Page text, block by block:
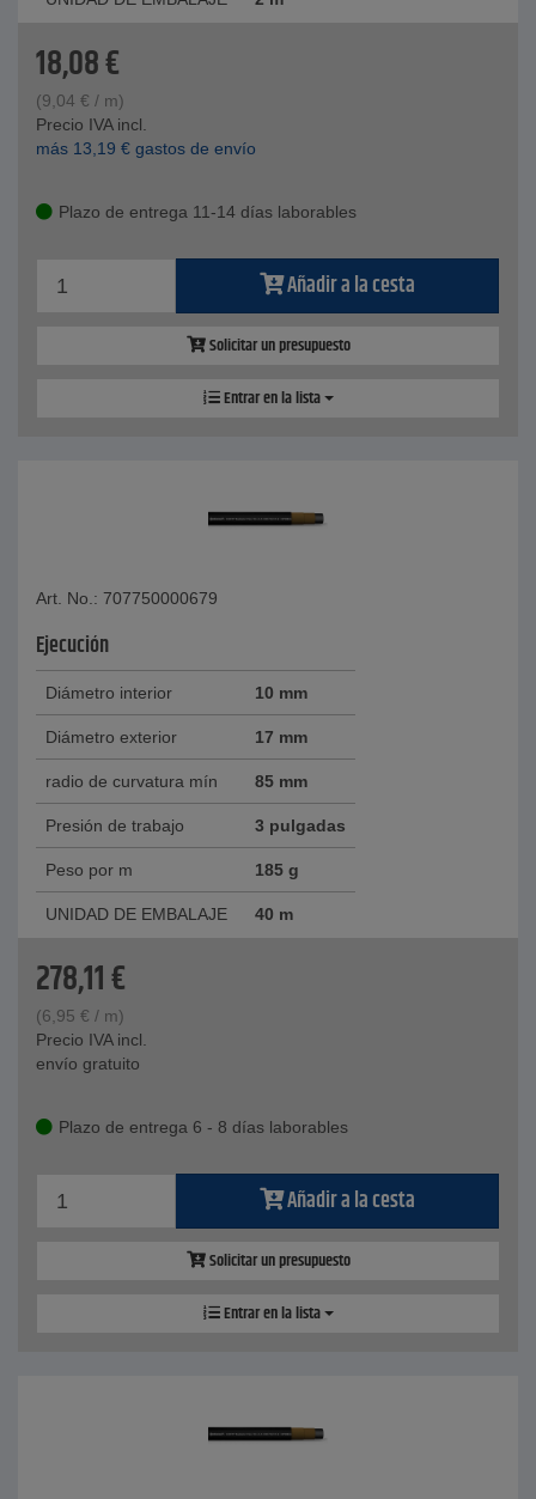
18,08€
(9,04 € / m)
Precio IVA incl.
más 13,19 € gastos de envío
Plazo de entrega 11-14 días laborables
Añadir a la cesta
Solicitar un presupuesto
Entrar en la lista
Art. No.: 707750000679
Ejecución
Diámetro interior 10 mm
Diámetro exterior 17 mm
radio de curvatura mín 85 mm
Presión de trabajo 3 pulgadas
Peso por m 185 g
UNIDAD DE EMBALAJE 40 m
278,11€
(6,95 € / m)
Precio IVA incl.
envío gratuito
Plazo de entrega 6 - 8 días laborables
Añadir a la cesta
Solicitar un presupuesto
Entrar en la lista